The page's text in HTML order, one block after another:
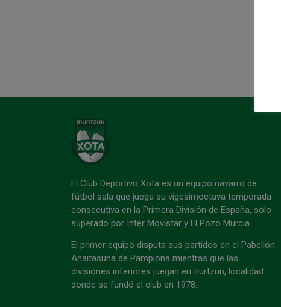
El Club Deportivo Xota es un equipo navarro de
fútbol sala que juega su vigesimoctava temporada
consecutiva en la Primera División de España, sólo
superado por Inter Movistar y El Pozo Murcia.
El primer equipo disputa sus partidos en el Pabellón
Anaitasuna de Pamplona mientras que las
divisiones inferiores juegan en Irurtzun, localidad
donde se fundó el club en 1978.